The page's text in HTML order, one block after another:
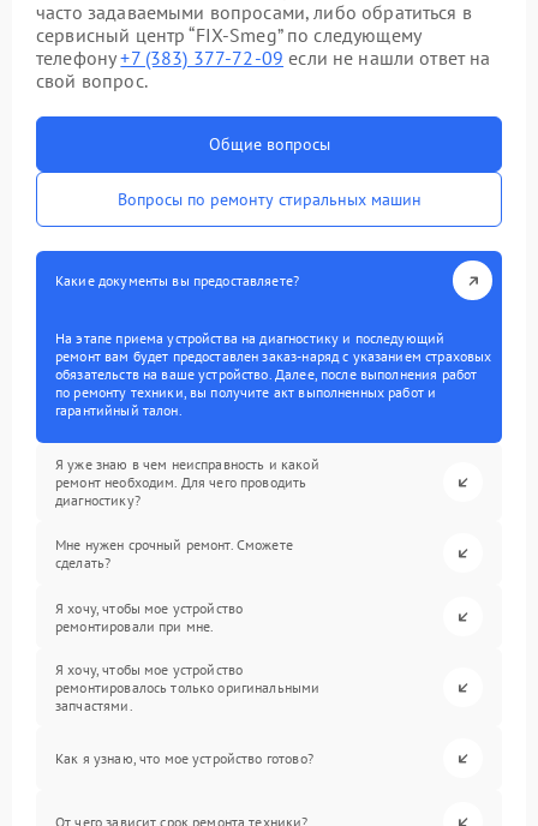
часто задаваемыми вопросами, либо обратиться в
сервисный центр “FIX-Smeg” по следующему
телефону+7 (383) 377-72-09 если не нашли ответ на
свой вопрос.
Общие вопросы
Вопросы по ремонту стиральных машин
Какие документы вы предоставляете?
На этапе приема устройства на диагностику и последующий
ремонт вам будет предоставлен заказ-наряд с указанием страховых
обязательств на ваше устройство. Далее, после выполнения работ
по ремонту техники, вы получите акт выполненных работ и
гарантийный талон.
Я уже знаю в чем неисправность и какой
ремонт необходим. Для чего проводить
диагностику?
Мне нужен срочный ремонт. Сможете
сделать?
Я хочу, чтобы мое устройство
ремонтировали при мне.
Я хочу, чтобы мое устройство
ремонтировалось только оригинальными
запчастями.
Как я узнаю, что мое устройство готово?
От чего зависит срок ремонта техники?